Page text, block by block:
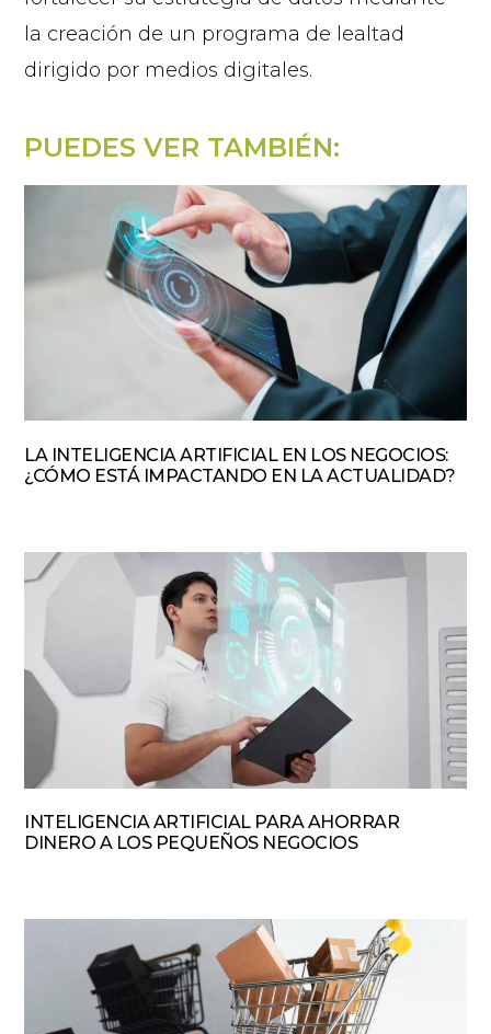
la creación de un programa de lealtad
dirigido por medios digitales.
PUEDES VER TAMBIÉN:
LA INTELIGENCIA ARTIFICIAL EN LOS NEGOCIOS:
¿CÓMO ESTÁ IMPACTANDO EN LA ACTUALIDAD?
INTELIGENCIA ARTIFICIAL PARA AHORRAR
DINERO A LOS PEQUEÑOS NEGOCIOS